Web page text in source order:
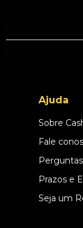
Ajuda
Sobre
Fale
Prazos e
Seja um